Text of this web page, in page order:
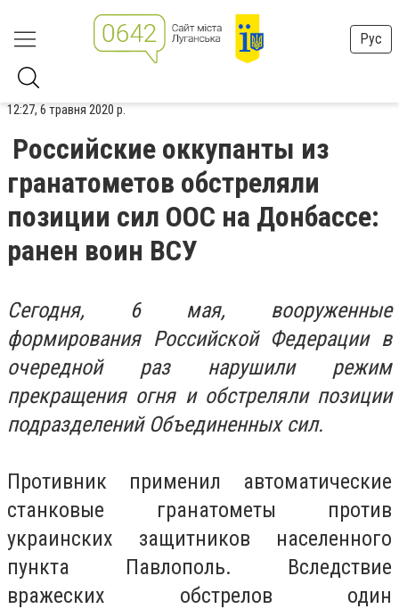
Рус
12:27, 6 травня 2020 р.
Российские оккупанты из
гранатометов обстреляли
позиции сил ООС на Донбассе:
ранен воин ВСУ
Сегодня, 6 мая, вооруженные
формирования Российской Федерации в
очередной раз нарушили режим
прекращения огня и обстреляли позиции
подразделений Объединенных сил.
Противник применил автоматические
станковые гранатометы против
украинских защитников населенного
пункта Павлополь. Вследствие
вражеских обстрелов один